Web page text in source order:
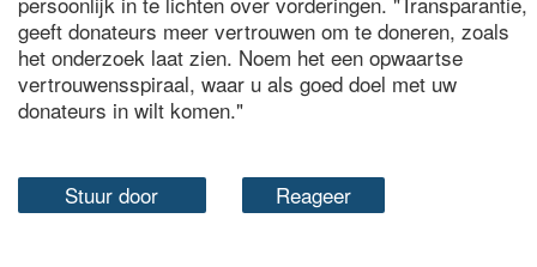
geeft donateurs meer vertrouwen om te doneren, zoals
het onderzoek laat zien. Noem het een opwaartse
vertrouwensspiraal, waar u als goed doel met uw
donateurs in wilt komen."
Stuur door Reageer